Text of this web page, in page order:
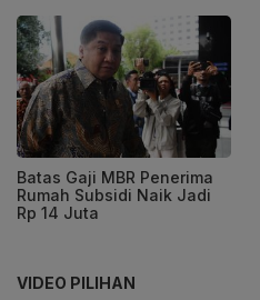
Batas Gaji MBR Penerima
Rumah Subsidi Naik Jadi
Rp 14 Juta
VIDEO PILIHAN